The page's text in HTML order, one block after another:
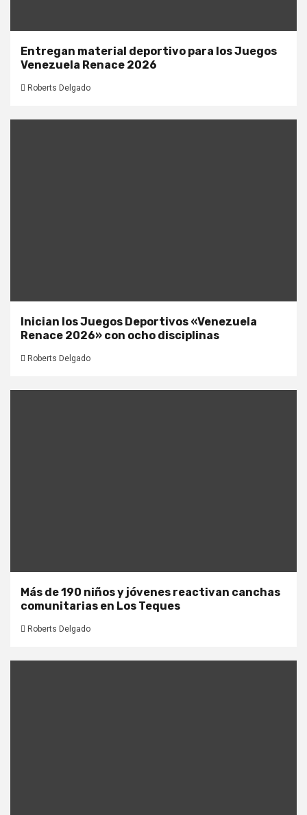
Entregan material deportivo para los Juegos
Venezuela Renace 2026
Roberts Delgado
Inician los Juegos Deportivos «Venezuela
Renace 2026» con ocho disciplinas
Roberts Delgado
Más de 190 niños y jóvenes reactivan canchas
comunitarias en Los Teques
Roberts Delgado